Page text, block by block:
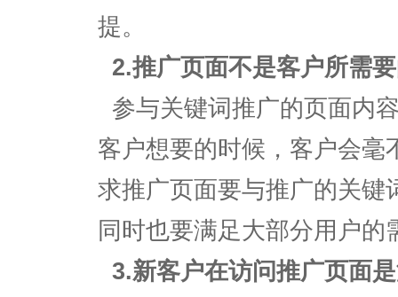
提。
2.推广页面不是客户所需
参与关键词推广的页面内
客户想要的时候，客户会毫
求推广页面要与推广的关键
同时也要满足大部分用户的
3.新客户在访问推广页面